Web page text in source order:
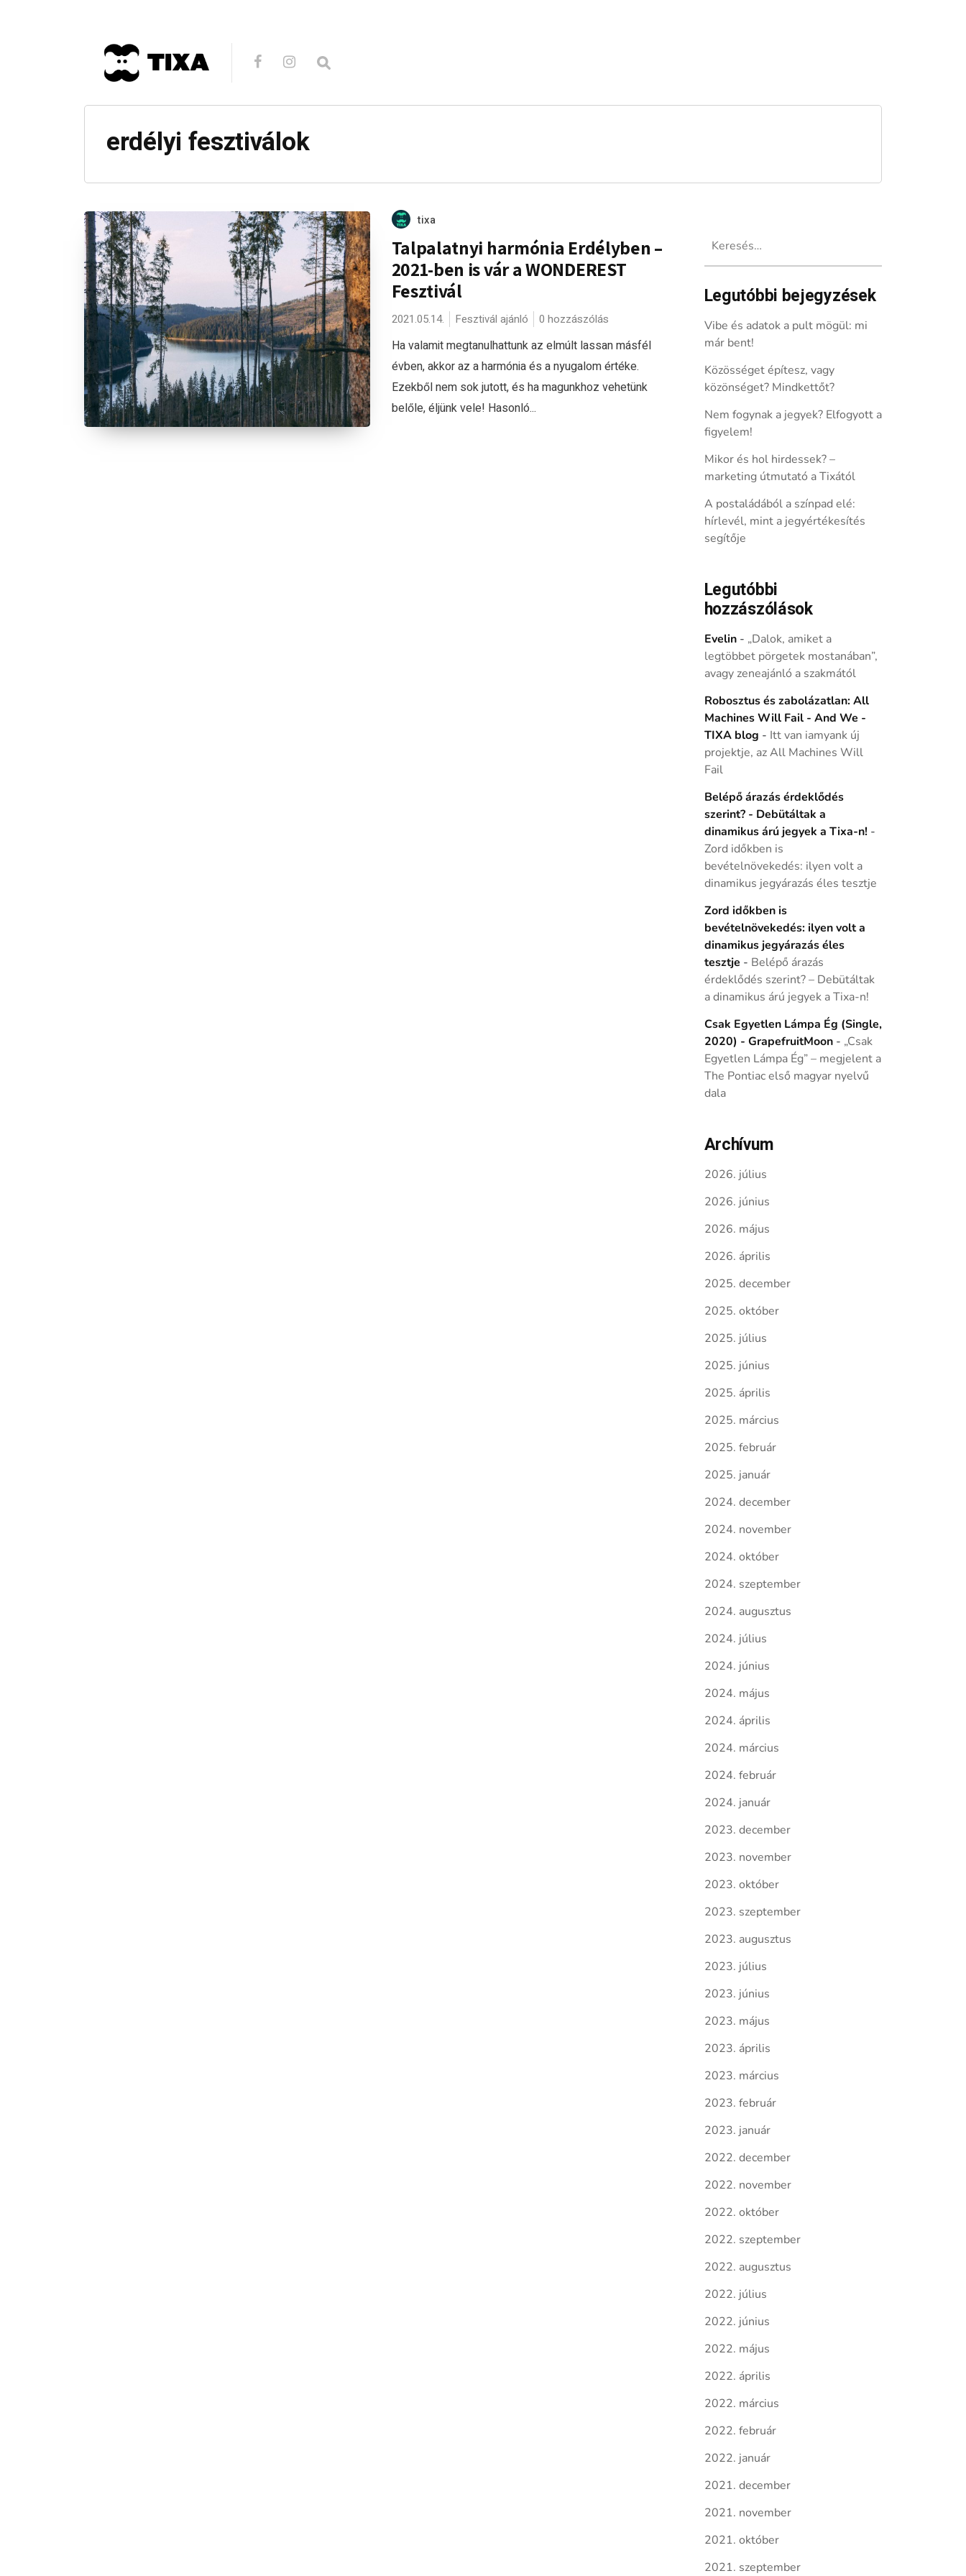
erdélyi fesztiválok
tixa
Talpalatnyi harmónia Erdélyben –
2021-ben is vár a WONDEREST
Fesztivál
2021.05.14. Fesztivál ajánló 0 hozzászólás
Ha valamit megtanulhattunk az elmúlt lassan másfél
évben, akkor az a harmónia és a nyugalom értéke.
Ezekből nem sok jutott, és ha magunkhoz vehetünk
belőle, éljünk vele! Hasonló...
Legutóbbi bejegyzések
Vibe és adatok a pult mögül: mi
már bent!
Közösséget építesz, vagy
közönséget? Mindkettőt?
Nem fogynak a jegyek? Elfogyott a
figyelem!
Mikor és hol hirdessek? –
marketing útmutató a Tixától
A postaládából a színpad elé:
hírlevél, mint a jegyértékesítés
segítője
Legutóbbi
hozzászólások
Evelin- „Dalok, amiket a
legtöbbet pörgetek mostanában”,
avagy zeneajánló a szakmától
Robosztus és zabolázatlan: All
Machines Will Fail - And We -
TIXA blog - Itt van iamyank új
projektje, az All Machines Will
Fail
Belépő árazás érdeklődés
szerint? - Debütáltak a
dinamikus árú jegyek a Tixa-n! -
Zord időkben is
bevételnövekedés: ilyen volt a
dinamikus jegyárazás éles tesztje
Zord időkben is
bevételnövekedés: ilyen volt a
dinamikus jegyárazás éles
tesztje - Belépő árazás
érdeklődés szerint? – Debütáltak
a dinamikus árú jegyek a Tixa-n!
Csak Egyetlen Lámpa Ég (Single,
2020) - GrapefruitMoon- „Csak
Egyetlen Lámpa Ég” – megjelent a
The Pontiac első magyar nyelvű
dala
Archívum
2026. július
2026. június
2026. május
2026. április
2025. december
2025. október
2025. július
2025. június
2025. április
2025. március
2025. február
2025. január
2024. december
2024. november
2024. október
2024. szeptember
2024. augusztus
2024. július
2024. június
2024. május
2024. április
2024. március
2024. február
2024. január
2023. december
2023. november
2023. október
2023. szeptember
2023. augusztus
2023. július
2023. június
2023. május
2023. április
2023. március
2023. február
2023. január
2022. december
2022. november
2022. október
2022. szeptember
2022. augusztus
2022. július
2022. június
2022. május
2022. április
2022. március
2022. február
2022. január
2021. december
2021. november
2021. október
2021. szeptember